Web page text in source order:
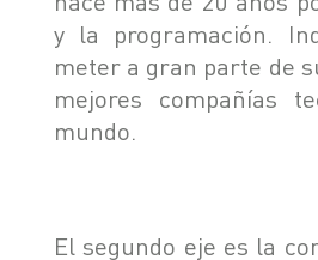
y la programación.
meter a gran parte de
mejores compañías
mundo.
El segundo eje es la